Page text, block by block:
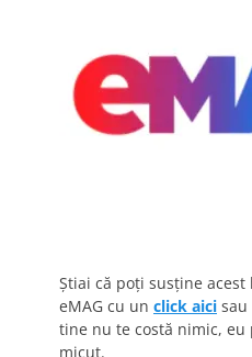
Știai că poți susține
eMAG cu un click aici sau
tine nu te costă nimic, eu
micuț.